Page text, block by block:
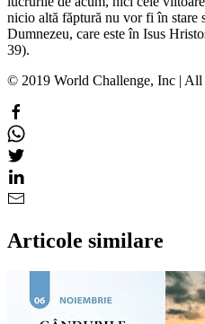
nicio altă făptură nu vor fi în stare
Dumnezeu, care este în Isus
39).
© 2019 World Challenge, Inc | All
Articole similare